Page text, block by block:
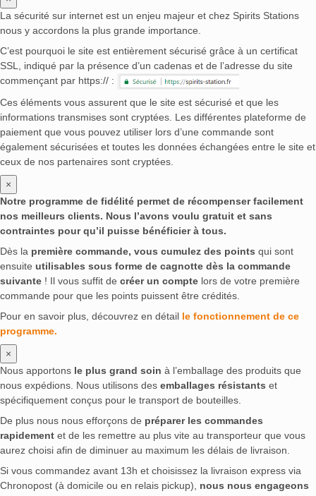
La sécurité sur internet est un enjeu majeur et chez Spirits Stations
nous y accordons la plus grande importance.
C’est pourquoi le site est entièrement sécurisé grâce à un certificat
SSL, indiqué par la présence d’un cadenas et de l’adresse du site
commençant par https:// :
Ces éléments vous assurent que le site est sécurisé et que les
informations transmises sont cryptées. Les différentes plateforme de
paiement que vous pouvez utiliser lors d’une commande sont
également sécurisées et toutes les données échangées entre le site et
ceux de nos partenaires sont cryptées.
×
Notre programme de fidélité permet de récompenser facilement
nos meilleurs clients. Nous l’avons voulu gratuit et sans
contraintes pour qu’il puisse bénéficier à tous.
Dès la première commande, vous cumulez des points qui sont
ensuite utilisables sous forme de cagnotte dès la commande
suivante ! Il vous suffit de créer un compte lors de votre première
commande pour que les points puissent être crédités.
Pour en savoir plus, découvrez en détail le fonctionnement de ce
programme.
×
Nous apportons le plus grand soin à l’emballage des produits que
nous expédions. Nous utilisons des emballages résistants et
spécifiquement conçus pour le transport de bouteilles.
De plus nous nous efforçons de préparer les commandes
rapidement et de les remettre au plus vite au transporteur que vous
aurez choisi afin de diminuer au maximum les délais de livraison.
Si vous commandez avant 13h et choisissez la livraison express via
Chronopost (à domicile ou en relais pickup), nous nous engageons